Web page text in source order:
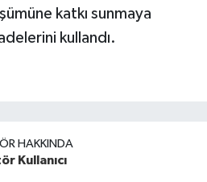
katkı sunmaya
kullandı.
HAKKINDA
Kullanıcı